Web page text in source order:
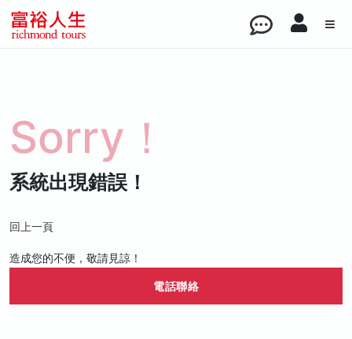
Sorry！
系統出現錯誤！
回上一頁
造成您的不便，敬請見諒！
電話聯絡